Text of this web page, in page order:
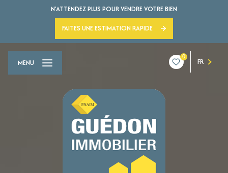
N'ATTENDEZ PLUS POUR VENDRE VOTRE BIEN
FAITES UNE ESTIMATION RAPIDE
0
FR
MENU